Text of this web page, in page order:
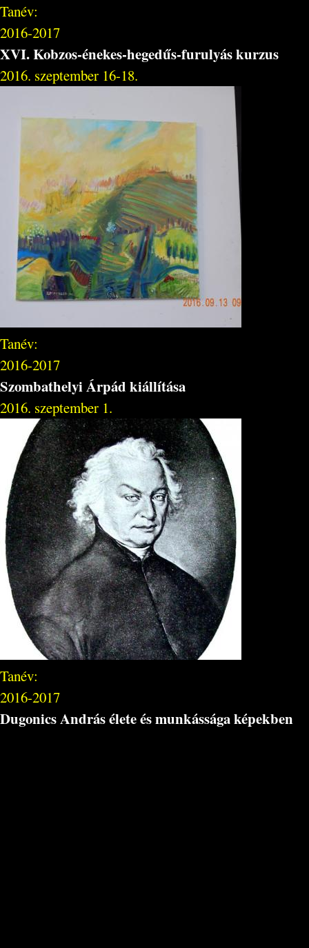
Tanév:
2016-2017
XVI. Kobzos-énekes-hegedűs-furulyás kurzus
2016. szeptember 16-18.
Tanév:
2016-2017
Szombathelyi Árpád kiállítása
2016. szeptember 1.
Tanév:
2016-2017
Dugonics András élete és munkássága képekben